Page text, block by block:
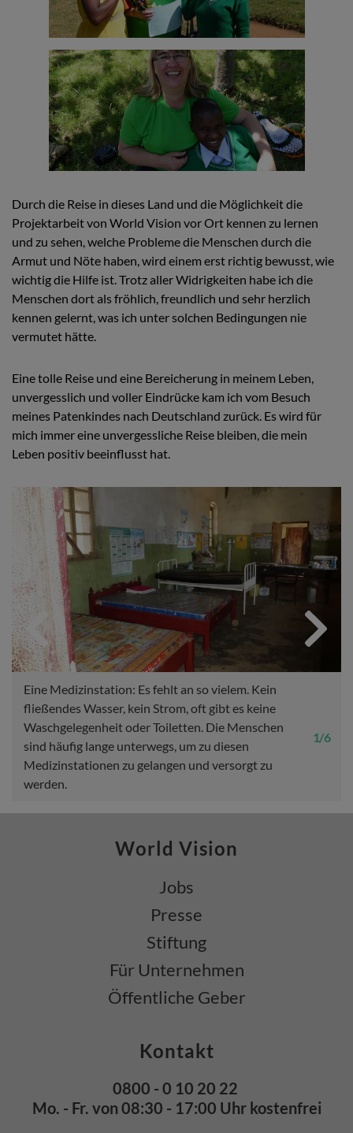
Durch die Reise in dieses Land und die Möglichkeit die
Projektarbeit von World Vision vor Ort kennen zu lernen
und zu sehen, welche Probleme die Menschen durch die
Armut und Nöte haben, wird einem erst richtig bewusst, wie
wichtig die Hilfe ist. Trotz aller Widrigkeiten habe ich die
Menschen dort als fröhlich, freundlich und sehr herzlich
kennen gelernt, was ich unter solchen Bedingungen nie
vermutet hätte.
Eine tolle Reise und eine Bereicherung in meinem Leben,
unvergesslich und voller Eindrücke kam ich vom Besuch
meines Patenkindes nach Deutschland zurück. Es wird für
mich immer eine unvergessliche Reise bleiben, die mein
Leben positiv beeinflusst hat.
Previous
Eine Medizinstation: Es fehlt an so vielem. Kein
fließendes Wasser, kein Strom, oft gibt es keine
Waschgelegenheit oder Toiletten. Die Menschen
sind häufig lange unterwegs, um zu diesen
Medizinstationen zu gelangen und versorgt zu
werden.
1 / 6
Next
World Vision
Jobs
Presse
Stiftung
Für Unternehmen
Öffentliche Geber
Kontakt
0800 - 0 10 20 22
Mo. - Fr. von 08:30 - 17:00 Uhr kostenfrei